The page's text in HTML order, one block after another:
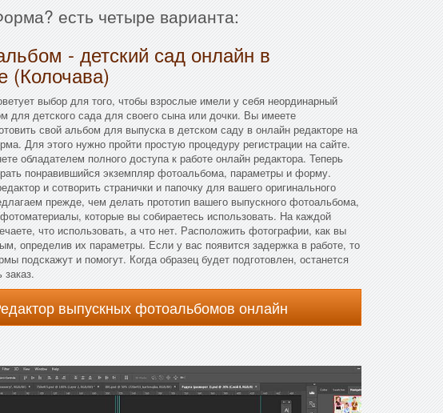
есть четыре варианта:
- детский сад онлайн в
(Колочава)
выбор для того, чтобы взрослые имели у себя неординарный
для детского сада для своего сына или дочки. Вы имеете
свой альбом для выпуска в детском саду в онлайн редакторе на
Для этого нужно пройти простую процедуру регистрации на сайте.
обладателем полного доступа к работе онлайн редактора. Теперь
понравившийся экземпляр фотоальбома, параметры и форму.
и сотворить странички и папочку для вашего оригинального
прежде, чем делать прототип вашего выпускного фотоальбома,
которые вы собираетесь использовать. На каждой
что использовать, а что нет. Расположить фотографии, как вы
определив их параметры. Если у вас появится задержка в работе, то
подскажут и помогут. Когда образец будет подготовлен, останется
выпускных фотоальбомов онлайн